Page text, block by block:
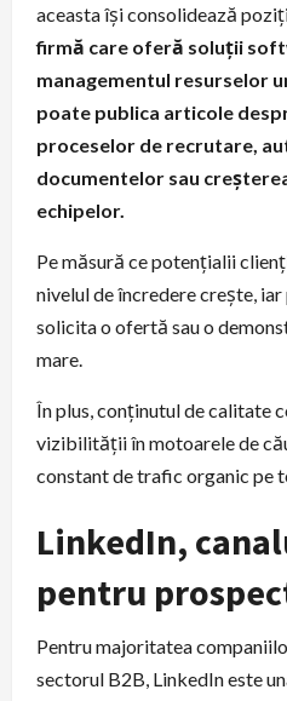
aceasta își consolidează
firmă care oferă soluții
managementul resurselor
poate publica articole
proceselor de recrutare,
documentelor sau
echipelor.
Pe măsură ce potențialii
nivelul de încredere crește,
solicita o ofertă sau o
mare.
În plus, conținutul de calitate
vizibilității în motoarele de
constant de trafic organic pe
LinkedIn,
pentru
Pentru majoritatea
sectorul B2B, LinkedIn este